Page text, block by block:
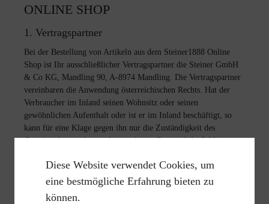
ONLINE SHOP
1. Vertragspartner
Bei der Bestellung von Artikeln aus dem Steiner1888 Online
Shop ist Ihr ausschließlicher Vertragspartner die Steiner GmbH
& Co KG, Mandling 90, A-8974 Mandling. Die Vertragspartner
vereinbaren die Anwendung österreichischen Rechts. Hat der
Verbraucher im Inland seinen Wohnsitz oder seinen
gewöhnlichen Aufenthalt oder ist er im Inland beschäftigt, so
kann für eine Klage gegen ihn nur die Zuständigkeit des
Gerichtes begründet werden, in dessen Sprengel der Wohnsitz,
liegt; dies gilt nicht für Rechtsstreitigkeiten, die bereits
entstanden sind.
2. Preise und Versandkosten
Diese Website verwendet Cookies, um
eine bestmögliche Erfahrung bieten zu
können.